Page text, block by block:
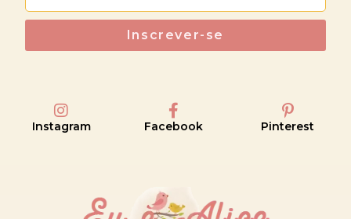
Inscrever-se
Instagram Facebook Pinterest